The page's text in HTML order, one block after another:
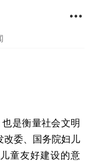

是衡量社会文明
改委、国务院妇儿
童友好建设的意